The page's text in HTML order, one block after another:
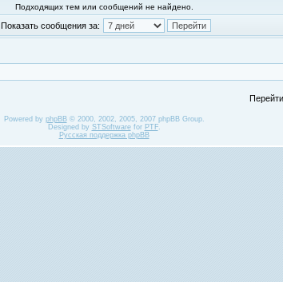
Подходящих тем или сообщений не найдено.
Показать сообщения за:
Powered by phpBB© 2000, 2002, 2005, 2007 phpBB Group.
Designed by STSoftwarefor PTF.
Русская поддержка phpBB